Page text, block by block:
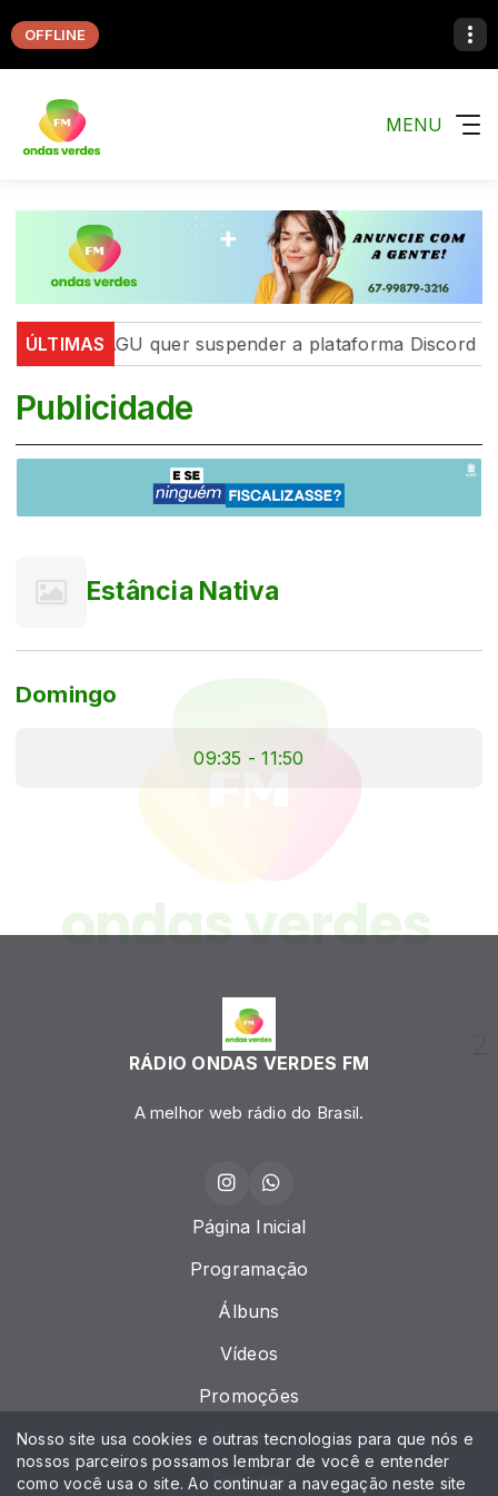
OFFLINE
MENU
ÚLTIMASAGU quer suspender a plataforma Discord no
Publicidade
Estância Nativa
Domingo
09:35 - 11:50
RÁDIO ONDAS VERDES FM
A melhor web rádio do Brasil.
Página Inicial
Programação
Álbuns
Vídeos
Promoções
Eventos
Recados
Nosso site usa cookies e outras tecnologias para que nós e
nossos parceiros possamos lembrar de você e entender
como você usa o site. Ao continuar a navegação neste site